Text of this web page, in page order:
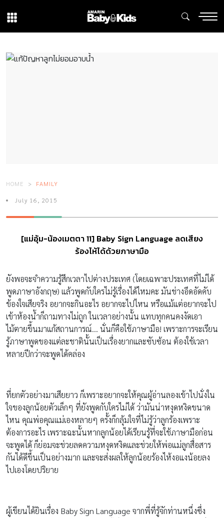
HOME FAMILY
July 16, 2015
[แม่อุ้ม-น้องเมตตา 11] Baby Sign Language ลดเสียง
ร้องไห้ได้ด้วยภาษามือ
ยังพอจะจำความรู้สึกเวลาไปต่างประเทศ (โดยเฉพาะประเทศที่ไม่ได้
พูดภาษาอังกฤษ) แล้วพูดกับใครไม่รู้เรื่องได้ไหมคะ มันช่างอึดอัดคับ
ข้องใจเสียจริง อยากจะกินอะไร อยากจะไปไหน หรือแม้แต่อยากจะไป
เข้าห้องน้ำก็ถามทางไม่ถูก ในเวลาอย่างนั้น แทบทุกคนคงงัดเอา
ไม้ตายขึ้นมาแก้สถานการณ์… นั่นก็คือใช้ภาษามือ! เพราะการจะเรียน
รู้ภาษาพูดของแต่ละชาตินั้นเป็นเรื่องยากและซับซ้อน ต้องใช้เวลา
หลายปีกว่าจะพูดได้คล่อง
ที่ยกตัวอย่างมาเสียยาว ก็เพราะอยากจะให้คุณผู้อ่านลองเข้าไปนั่งใน
ใจของลูกน้อยตัวเล็กๆ ที่ยังพูดกับใครไม่ได้ ว่ามันน่าหงุดหงิดขนาด
ไหน คุณพ่อคุณแม่เองหลายๆ ครั้งก็กลุ้มใจที่ไม่รู้ว่าลูกร้องเพราะ
ต้องการอะไร เพราะฉะนั้นหากลูกน้อยได้เรียนรู้ที่จะใช้ภาษามือก่อน
จะพูดได้ ก็ย่อมจะช่วยลดความหงุดหงิดและช่วยให้พ่อแม่ลูกสื่อสาร
กันได้ดีขึ้นเป็นอย่างมาก และจะส่งผลให้ลูกน้อยร้องไห้งอแงน้อยลง
ไปเองโดยปริยาย
ผู้เขียนได้ยินเรื่อง Baby Sign Language จากพี่ที่รู้จักท่านหนึ่งซึ่ง